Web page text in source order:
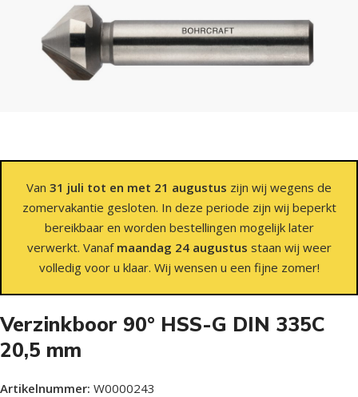
Van 31 juli tot en met 21 augustus zijn wij wegens de
zomervakantie gesloten. In deze periode zijn wij beperkt
bereikbaar en worden bestellingen mogelijk later
verwerkt. Vanaf maandag 24 augustus staan wij weer
volledig voor u klaar. Wij wensen u een fijne zomer!
Verzinkboor 90° HSS-G DIN 335C
20,5 mm
Artikelnummer: W0000243